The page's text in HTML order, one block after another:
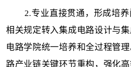
2.专业直接贯通，形成培
相关规定转入集成电路设计与
电路学院统一培养和全过程管
路产业链关键环节重构，强化